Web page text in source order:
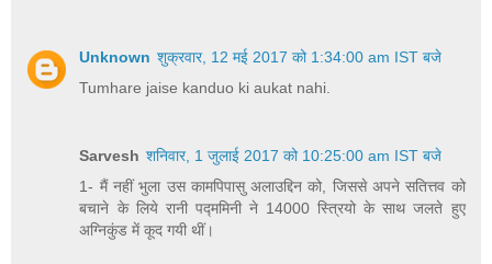
Unknown शुक्रवार, 12 मई 2017 को 1:34:00 am IST बजे
Tumhare jaise kanduo ki aukat nahi.
Sarvesh शनिवार, 1 जुलाई 2017 को 10:25:00 am IST बजे
1- मैं नहीं भुला उस कामपिपासु अलाउद्दिन को, जिससे अपने सतित्तव को
बचाने के लिये रानी पद्ममिनी ने 14000 स्त्रियो के साथ जलते हुए
अग्निकुंड में कूद गयी थीं।